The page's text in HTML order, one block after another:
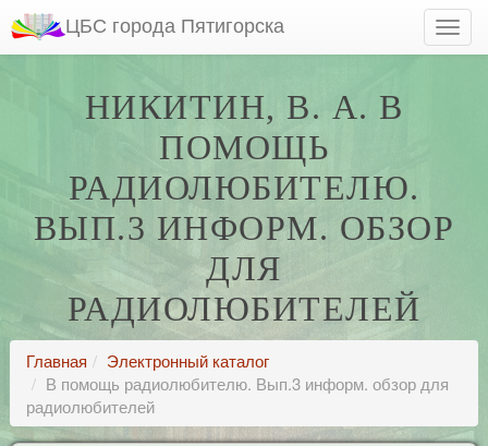
ЦБС города Пятигорска
НИКИТИН, В. А. В
ПОМОЩЬ
РАДИОЛЮБИТЕЛЮ.
ВЫП.3 ИНФОРМ. ОБЗОР
ДЛЯ
РАДИОЛЮБИТЕЛЕЙ
Главная
Электронный каталог
В помощь радиолюбителю. Вып.3 информ. обзор для
радиолюбителей